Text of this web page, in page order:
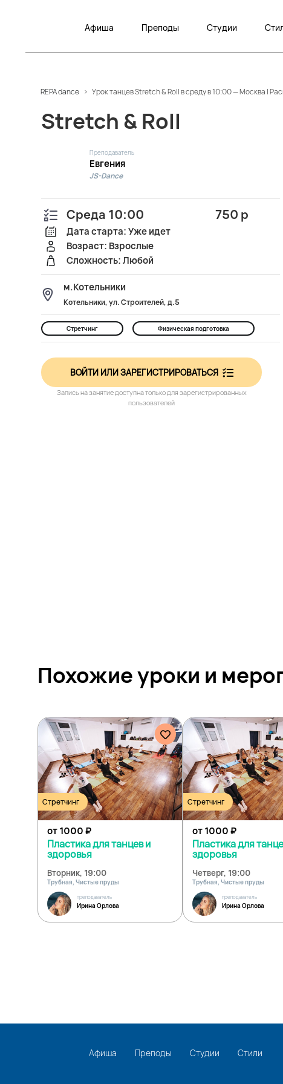
Афиша Преподы Студии
REPA dance > Урок танцев Stretch & Roll в среду в 10:00 — Москва |
Stretch & Roll
Преподаватель
Евгения
JS-Dance
Среда 10:00 750 р
Дата старта: Уже идет
Возраст: Взрослые
Сложность: Любой
м.Котельники
Котельники, ул. Строителей, д.5
Стретчинг Физическая подготовка
ВОЙТИ ИЛИ ЗАРЕГИСТРИРОВАТЬСЯ
Запись на занятие доступна только для зарегистрированных
пользователей
Похожие уроки и
Стретчинг
от 1000₽
Пластика для танцев и
здоровья
Вторник, 19:00
Трубная, Чистые пруды
преподаватель
Ирина Орлова
Стретчинг
от 1000₽
Пластика для
здоровья
Четверг, 19:00
Трубная, Чистые пруды
преподаватель
Ирина Орлова
Афиша Преподы Студии Стили